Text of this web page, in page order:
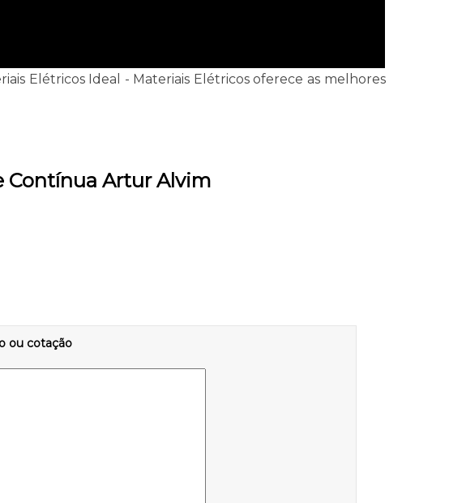
Elétricos Ideal - Materiais Elétricos oferece as melhores
Contínua Artur Alvim
ou cotação